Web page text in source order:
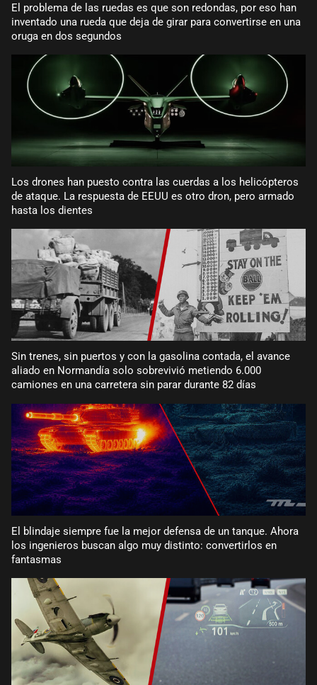
El problema de las ruedas es que son redondas, por eso han
inventado una rueda que deja de girar para convertirse en una
oruga en dos segundos
Los drones han puesto contra las cuerdas a los helicópteros
de ataque. La respuesta de EEUU es otro dron, pero armado
hasta los dientes
Sin trenes, sin puertos y con la gasolina contada, el avance
aliado en Normandía solo sobrevivió metiendo 6.000
camiones en una carretera sin parar durante 82 días
El blindaje siempre fue la mejor defensa de un tanque. Ahora
los ingenieros buscan algo muy distinto: convertirlos en
fantasmas